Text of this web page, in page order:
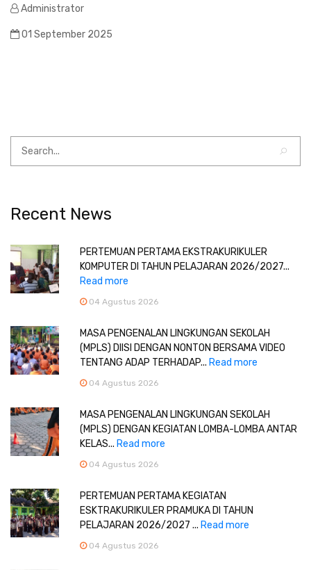
Administrator
01 September 2025
Recent News
PERTEMUAN PERTAMA EKSTRAKURIKULER
KOMPUTER DI TAHUN PELAJARAN 2026/2027...
Read more
04 Agustus 2026
MASA PENGENALAN LINGKUNGAN SEKOLAH
(MPLS) DIISI DENGAN NONTON BERSAMA VIDEO
TENTANG ADAP TERHADAP... Read more
04 Agustus 2026
MASA PENGENALAN LINGKUNGAN SEKOLAH
(MPLS) DENGAN KEGIATAN LOMBA-LOMBA ANTAR
KELAS... Read more
04 Agustus 2026
PERTEMUAN PERTAMA KEGIATAN
ESKTRAKURIKULER PRAMUKA DI TAHUN
PELAJARAN 2026/2027 ... Read more
04 Agustus 2026